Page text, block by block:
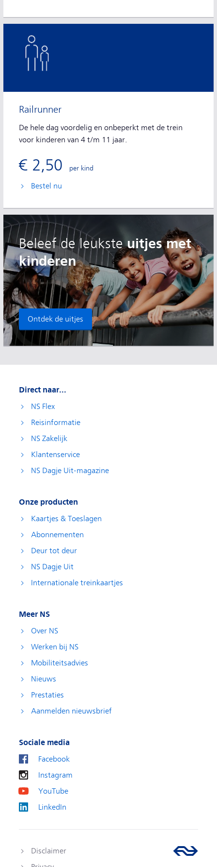
Railrunner
De hele dag voordelig en onbeperkt met de trein
voor kinderen van 4 t/m 11 jaar.
€ 2,50 per kind
Bestel nu
Beleef de leuksteuitjes met
kinderen
Ontdek de uitjes
Direct naar...
NS Flex
Reisinformatie
NS Zakelijk
Klantenservice
NS Dagje Uit-magazine
Onze producten
Kaartjes & Toeslagen
Abonnementen
Deur tot deur
NS Dagje Uit
Internationale treinkaartjes
Meer NS
Over NS
Werken bij NS
Mobiliteitsadvies
Nieuws
Prestaties
Aanmelden nieuwsbrief
Sociale media
Facebook
Instagram
YouTube
LinkedIn
Disclaimer